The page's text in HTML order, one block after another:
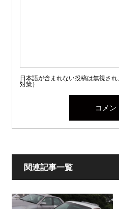
日本語が含まれない投稿は無視さ
対策）
関連記事一覧